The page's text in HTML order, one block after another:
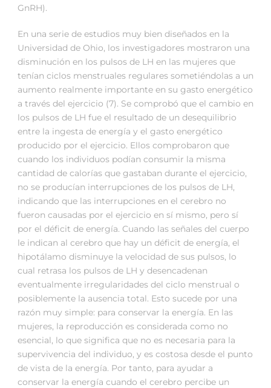
GnRH).
En una serie de estudios muy bien diseñados en la
Universidad de Ohio, los investigadores mostraron una
disminución en los pulsos de LH en las mujeres que
tenían ciclos menstruales regulares sometiéndolas a un
aumento realmente importante en su gasto energético
a través del ejercicio (7). Se comprobó que el cambio en
los pulsos de LH fue el resultado de un desequilibrio
entre la ingesta de energía y el gasto energético
producido por el ejercicio. Ellos comprobaron que
cuando los individuos podían consumir la misma
cantidad de calorías que gastaban durante el ejercicio,
no se producían interrupciones de los pulsos de LH,
indicando que las interrupciones en el cerebro no
fueron causadas por el ejercicio en sí mismo, pero sí
por el déficit de energía. Cuando las señales del cuerpo
le indican al cerebro que hay un déficit de energía, el
hipotálamo disminuye la velocidad de sus pulsos, lo
cual retrasa los pulsos de LH y desencadenan
eventualmente irregularidades del ciclo menstrual o
posiblemente la ausencia total. Esto sucede por una
razón muy simple: para conservar la energía. En las
mujeres, la reproducción es considerada como no
esencial, lo que significa que no es necesaria para la
supervivencia del individuo, y es costosa desde el punto
de vista de la energía. Por tanto, para ayudar a
conservar la energía cuando el cerebro percibe un